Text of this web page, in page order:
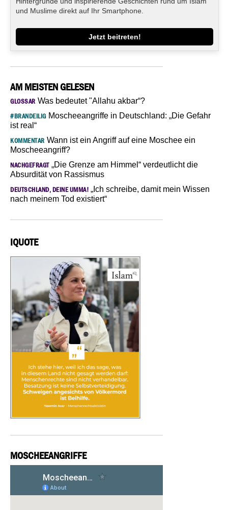
und Muslime direkt auf Ihr Smartphone.
Jetzt beitreten!
AM MEISTEN GELESEN
GLOSSAR Was bedeutet "Allahu akbar“?
#BRANDEILIGMoscheeangriffe in Deutschland: „Die Gefahr
ist real“
KOMMENTAR Wann ist ein Angriff auf eine Moschee ein
Moscheeangriff?
NACHGEFRAGT„Die Grenze am Himmel“ verdeutlicht die
Absurdität von Rassismus
DEUTSCHLAND, DEINE UMMA! „Ich schreibe, damit mein Wissen
nach meinem Tod existiert“
IQUOTE
MOSCHEEANGRIFFE